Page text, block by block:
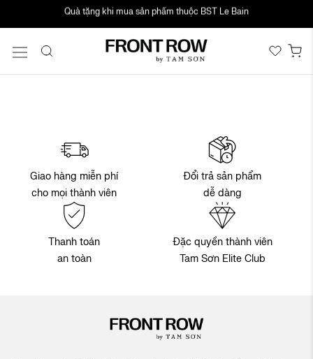
Quà tặng khi mua sản phẩm thuộc BST Le Bain
đến
dung
Giao hàng miễn phí
cho mọi thành viên
Đổi trả sản phẩm
dễ dàng
Thanh toán
an toàn
Đặc quyền thành viên
Tam Sơn Elite Club